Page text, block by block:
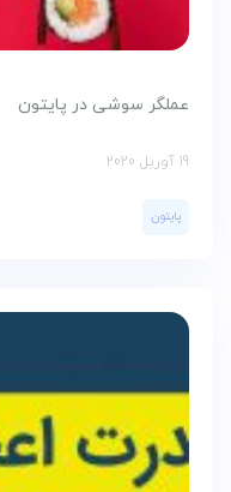
عملگر سوشی در پایتون
19 آوریل 2020
پایتون